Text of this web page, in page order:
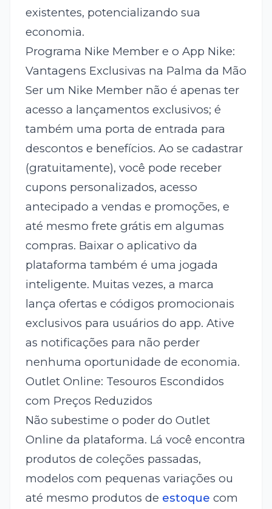
existentes, potencializando sua
economia.
Programa Nike Member e o App Nike:
Vantagens Exclusivas na Palma da Mão
Ser um Nike Member não é apenas ter
acesso a lançamentos exclusivos; é
também uma porta de entrada para
descontos e benefícios. Ao se cadastrar
(gratuitamente), você pode receber
cupons personalizados, acesso
antecipado a vendas e promoções, e
até mesmo frete grátis em algumas
compras. Baixar o aplicativo da
plataforma também é uma jogada
inteligente. Muitas vezes, a marca
lança ofertas e códigos promocionais
exclusivos para usuários do app. Ative
as notificações para não perder
nenhuma oportunidade de economia.
Outlet Online: Tesouros Escondidos
com Preços Reduzidos
Não subestime o poder do Outlet
Online da plataforma. Lá você encontra
produtos de coleções passadas,
modelos com pequenas variações ou
até mesmo produtos de estoque com